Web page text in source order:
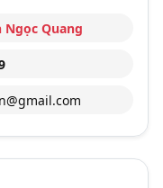
Ngọc Quang